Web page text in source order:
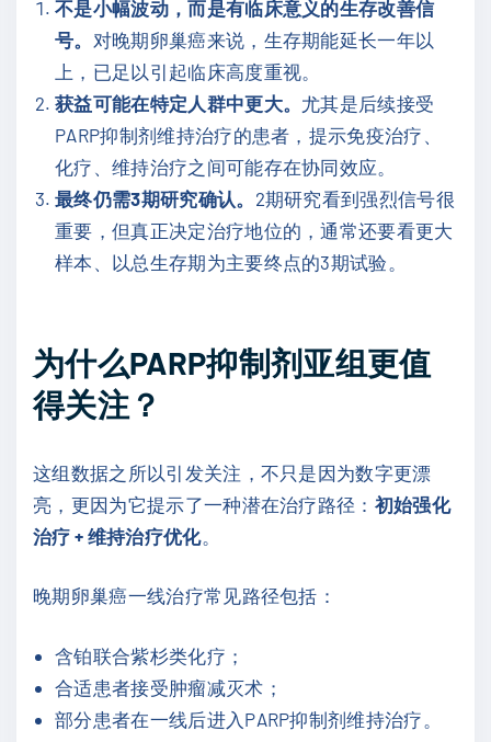
不是小幅波动，而是有临床意义的生存改善信
号。 对晚期卵巢癌来说，生存期能延长一年以
上，已足以引起临床高度重视。
获益可能在特定人群中更大。 尤其是后续接受
PARP抑制剂维持治疗的患者，提示免疫治疗、
化疗、维持治疗之间可能存在协同效应。
最终仍需3期研究确认。 2期研究看到强烈信号很
重要，但真正决定治疗地位的，通常还要看更大
样本、以总生存期为主要终点的3期试验。
为什么PARP抑制剂亚组更值
得关注？
这组数据之所以引发关注，不只是因为数字更漂
亮，更因为它提示了一种潜在治疗路径： 初始强化
治疗 + 维持治疗优化。
晚期卵巢癌一线治疗常见路径包括：
含铂联合紫杉类化疗；
合适患者接受肿瘤减灭术；
部分患者在一线后进入PARP抑制剂维持治疗。